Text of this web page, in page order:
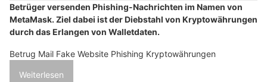
Betrüger versenden Phishing-Nachrichten im Namen von
MetaMask. Ziel dabei ist der Diebstahl von Kryptowährungen
durch das Erlangen von Walletdaten.
Betrug Mail Fake Website Phishing Kryptowährungen
Weiterlesen